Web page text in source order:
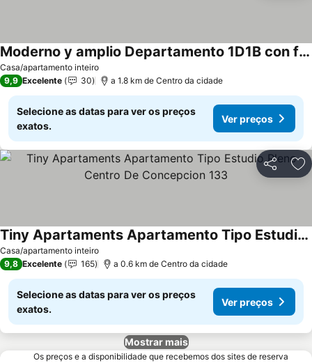
Casa/apartamento inteiro
Moderno y amplio Departamento 1D1B con fabulosa Vista al Parque Ecuador y a la ciudad
Ver preços
9,9 Excelente 30 a 1.8 km de Centro da cidade
Selecione as datas para ver os preços
exatos.
Ver preços
Partilhar
Casa/apartamento inteiro
Tiny Apartaments Apartamento Tipo Estudio Pleno Centro De Concepcion 133
Ver preços
9,8 Excelente 165 a 0.6 km de Centro da cidade
Selecione as datas para ver os preços
exatos.
Ver preços
Mostrar mais
Os preços e a disponibilidade que recebemos dos sites de reserva